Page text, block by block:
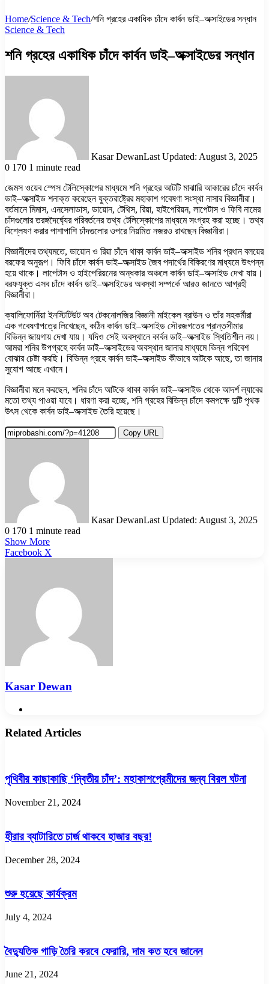
Home/Science & Tech/শনি গ্রহের একাধিক চাঁদে কার্বন ডাই–অক্সাইডের সন্ধান
Science & Tech
শনি গ্রহের একাধিক চাঁদে কার্বন ডাই–অক্সাইডের সন্ধান
Kasar DewanLast Updated: August 3, 2025
0 170 1 minute read
জেমস ওয়েব স্পেস টেলিস্কোপের মাধ্যমে শনি গ্রহের আটটি মাঝারি আকারের চাঁদে কার্বন
ডাই–অক্সাইড শনাক্ত করেছেন যুক্তরাষ্ট্রের মহাকাশ গবেষণা সংস্থা নাসার বিজ্ঞানীরা।
বর্তমানে মিমাস, এনসেলাডাস, ডায়োন, টেথিস, রিয়া, হাইপেরিয়ন, লাপেটাস ও ফিবি নামের
চাঁদগুলোর তরঙ্গদৈর্ঘ্যের পরিবর্তনের তথ্য টেলিস্কোপের মাধ্যমে সংগ্রহ করা হচ্ছে। তথ্য
বিশ্লেষণ করার পাশাপাশি চাঁদগুলোর ওপরে নিয়মিত নজরও রাখছেন বিজ্ঞানীরা।
বিজ্ঞানীদের তথ্যমতে, ডায়োন ও রিয়া চাঁদে থাকা কার্বন ডাই–অক্সাইড শনির প্রধান বলয়ের
বরফের অনুরূপ। ফিবি চাঁদে কার্বন ডাই–অক্সাইড জৈব পদার্থের বিকিরণের মাধ্যমে উৎপন্ন
হয়ে থাকে। লাপেটাস ও হাইপেরিয়নের অন্ধকার অঞ্চলে কার্বন ডাই–অক্সাইড দেখা যায়।
বরফযুক্ত এসব চাঁদে কার্বন ডাই–অক্সাইডের অবস্থা সম্পর্কে আরও জানতে আগ্রহী
বিজ্ঞানীরা।
ক্যালিফোর্নিয়া ইনস্টিটিউট অব টেকনোলজির বিজ্ঞানী মাইকেল ব্রাউন ও তাঁর সহকর্মীরা
এক গবেষণাপত্রে লিখেছেন, কঠিন কার্বন ডাই–অক্সাইড সৌরজগতের প্রান্তসীমার
বিভিন্ন জায়গায় দেখা যায়। যদিও সেই অবস্থানে কার্বন ডাই–অক্সাইড স্থিতিশীল নয়।
আমরা শনির উপগ্রহে কার্বন ডাই–অক্সাইডের অবস্থান জানার মাধ্যমে ভিন্ন পরিবেশ
বোঝার চেষ্টা করছি। বিভিন্ন গ্রহে কার্বন ডাই–অক্সাইড কীভাবে আটকে আছে, তা জানার
সুযোগ আছে এখানে।
বিজ্ঞানীরা মনে করছেন, শনির চাঁদে আটকে থাকা কার্বন ডাই–অক্সাইড থেকে আদর্শ ল্যাবের
মতো তথ্য পাওয়া যাবে। ধারণা করা হচ্ছে, শনি গ্রহের বিভিন্ন চাঁদে কমপক্ষে দুটি পৃথক
উৎস থেকে কার্বন ডাই–অক্সাইড তৈরি হয়েছে।
Copy URL
Kasar DewanLast Updated: August 3, 2025
0 170 1 minute read
Show More
Facebook X
Kasar Dewan
Related Articles
পৃথিবীর কাছাকাছি ‘দ্বিতীয় চাঁদ’: মহাকাশপ্রেমীদের জন্য বিরল ঘটনা
November 21, 2024
হীরার ব্যাটারিতে চার্জ থাকবে হাজার বছর!
December 28, 2024
শুরু হয়েছে কার্যক্রম
July 4, 2024
বৈদ্যুতিক গাড়ি তৈরি করবে ফেরারি, দাম কত হবে জানেন
June 21, 2024